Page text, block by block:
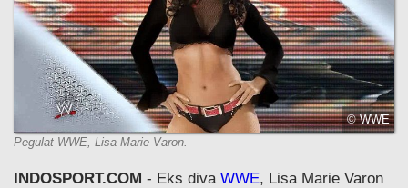
© WWE
Pegulat WWE, Lisa Marie Varon.
INDOSPORT.COM - Eks diva WWE, Lisa Marie Varon